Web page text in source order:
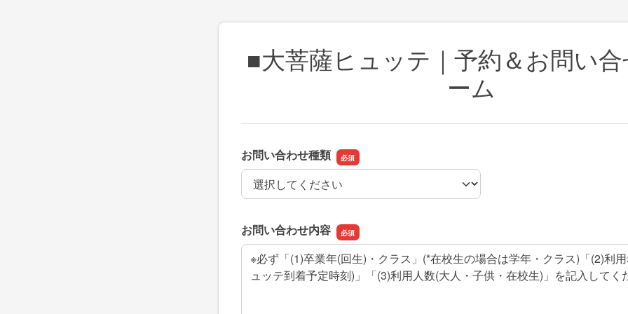
■大菩薩ヒュッテ｜予約＆お問い
ーム
お問い合わせ種類
お問い合わせ種類
お問い合わせ内容
お問い合わせ内容